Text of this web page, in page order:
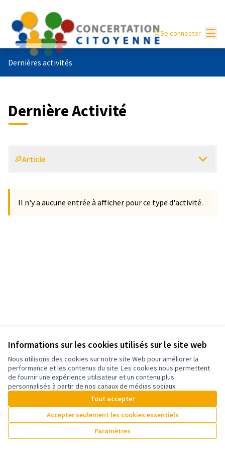
Informations sur les cookies utilisés sur le site web
Nous utilisons des cookies sur notre site Web pour améliorer la
performance et les contenus du site. Les cookies nous permettent
de fournir une expérience utilisateur et un contenu plus
personnalisés à partir de nos canaux de médias sociaux.
Tout accepter
Accepter seulement les cookies essentiels
Paramètres
Se connecter
Dernières activités
Dernière Activité
Article
Il n'y a aucune entrée à afficher pour ce type d'activité.
Paramètres des cookies
Accessibilité : partiellement conforme
La plateforme participative de la CASA sur X
(Lien externe)
La plateforme participative de la CASA sur Facebook
La plateforme participative de la CASA sur Instagram
La plateforme participative de la CASA sur YouTube
(Lien externe)
Site réalisé grâce aulogiciel libre Decidim .
Licence
(Lien